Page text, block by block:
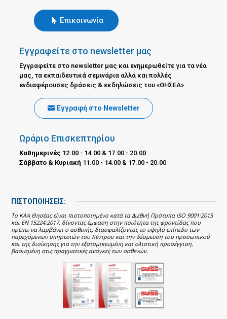
Επικοινωνία
Εγγραφείτε στο newsletter μας
Εγγραφείτε στο newsletter μας και ενημερωθείτε για τα νέα
μας, τα εκπαιδευτικά σεμινάρια αλλά και πολλές
ενδιαφέρουσες δράσεις & εκδηλώσεις του «ΘΗΣΕΑ».
Εγγραφή στο Newsletter
Ωράριο Επισκεπτηρίου
Καθημερινές 12.00 - 14.00 & 17.00 - 20.00
Σάββατο & Κυριακή 11.00 - 14.00 & 17.00 - 20.00
ΠΙΣΤΟΠΟΙΗΣΕΙΣ:
Το ΚΑΑ Θησέας είναι πιστοποιημένο κατά τα Διεθνή Πρότυπα ISO 9001:2015
και EN 15224:2017, δίνοντας έμφαση στην ποιότητα της φροντίδας που
πρέπει να λαμβάνει ο ασθενής, διασφαλίζοντας το υψηλό επίπεδο των
παρεχόμενων υπηρεσιών του Κέντρου και την δέσμευση του προσωπικού
και της διοίκησης για την εξατομικευμένη και ολιστική προσέγγιση,
βασισμένη στις πραγματικές ανάγκες των ασθενών.